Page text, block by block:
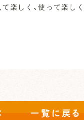
楽しく、使って楽
一覧に戻る